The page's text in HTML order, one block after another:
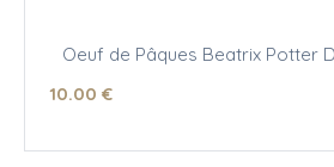
Oeuf de Pâques Beatrix Potter
10.00 €